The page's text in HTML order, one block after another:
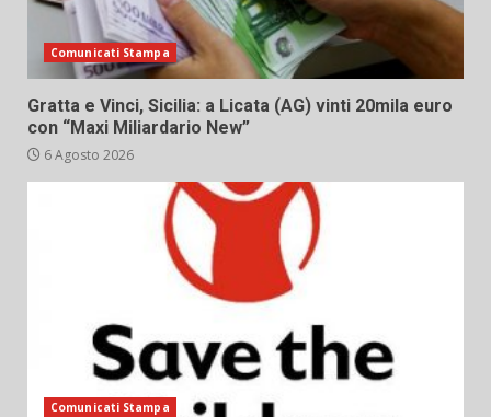
Comunicati Stampa
Gratta e Vinci, Sicilia: a Licata (AG) vinti 20mila euro
con “Maxi Miliardario New”
6 Agosto 2026
Comunicati Stampa